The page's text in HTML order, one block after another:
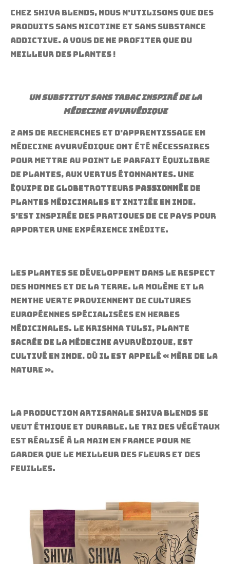
Chez Shiva Blends, nous n’utilisons que des
produits sans nicotine et sans substance
addictive. A vous de ne profiter que du
meilleur des plantes !
Un substitut sans tabac inspiré de la
médecine ayurvédique
2 ans de recherches et d’apprentissage en
médecine ayurvédique ont été nécessaires
pour mettre au point le parfait équilibre
de plantes, aux vertus étonnantes. Une
équipe de globetrotteurs passionnée de
plantes médicinales et initiée en Inde,
s’est inspirée des pratiques de ce pays pour
apporter une expérience inédite.
Les plantes se développent dans le respect
des hommes et de la terre. La Molène et la
menthe verte proviennent de cultures
européennes spécialisées en herbes
médicinales. Le Krishna Tulsi, plante
sacrée de la médecine ayurvédique, est
cultivé en Inde, où il est appelé « Mère de la
nature ».
La production artisanale Shiva Blends se
veut éthique et durable. Le tri des végétaux
est réalisé à la main en France pour ne
garder que le meilleur des fleurs et des
feuilles.